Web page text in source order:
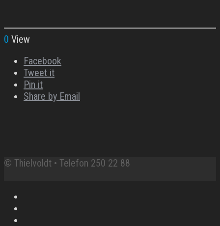
0 View
Facebook
Tweet it
Pin it
Share by Email
© Thielvoldt • Telefon 250 22 88